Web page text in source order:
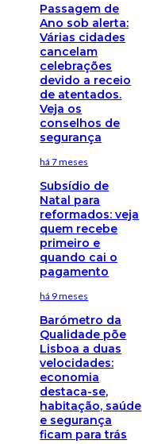
Passagem de
Ano sob alerta:
Várias cidades
cancelam
celebrações
devido a receio
de atentados.
Veja os
conselhos de
segurança
há 7 meses
Subsídio de
Natal para
reformados: veja
quem recebe
primeiro e
quando cai o
pagamento
há 9 meses
Barómetro da
Qualidade põe
Lisboa a duas
velocidades:
economia
destaca-se,
habitação, saúde
e segurança
ficam para trás